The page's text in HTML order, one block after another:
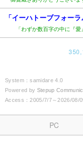
System：samidare 4.0
Powered by Stepup
Access：2005/7/7～2026/
PC